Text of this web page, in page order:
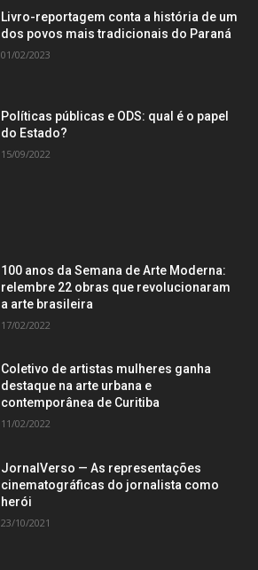
Livro-reportagem conta a história de um
dos povos mais tradicionais do Paraná
01/02/2023
Políticas públicas e ODS: qual é o papel
do Estado?
15/09/2022
100 anos da Semana de Arte Moderna:
relembre 22 obras que revolucionaram
a arte brasileira
17/02/2022
Coletivo de artistas mulheres ganha
destaque na arte urbana e
contemporânea de Curitiba
11/02/2022
JornalVerso — As representações
cinematográficas do jornalista como
herói
23/10/2021